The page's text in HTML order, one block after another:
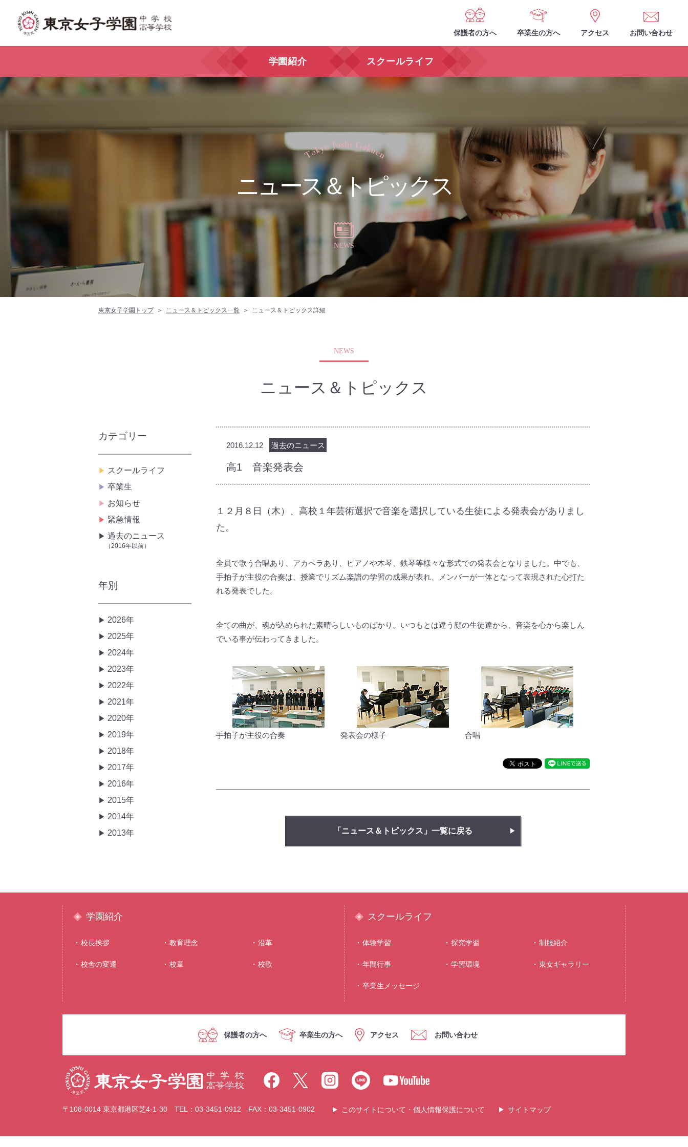
保護者の方へ 卒業生の方へ アクセス お問い合わせ
学園紹介 スクールライフ
ニュース＆トピックス
NEWS
東京女子学園トップ ニュース＆トピックス一覧 ニュース＆トピックス詳細
NEWS
ニュース＆トピックス
2016.12.12 過去のニュース
高1 音楽発表会
１２月８日（木）、高校１年芸術選択で音楽を選択している生徒による発表会がありまし
た。
全員で歌う合唱あり、アカペラあり、ピアノや木琴、鉄琴等様々な形式での発表会となりました。中でも、
手拍子が主役の合奏は、授業でリズム楽譜の学習の成果が表れ、メンバーが一体となって表現された心打た
れる発表でした。
全ての曲が、魂が込められた素晴らしいものばかり。いつもとは違う顔の生徒達から、音楽を心から楽しん
でいる事が伝わってきました。
手拍子が主役の合奏 発表会の様子 合唱
「ニュース＆トピックス」一覧に戻る
カテゴリー
スクールライフ
卒業生
お知らせ
緊急情報
過去のニュース
（2016年以前）
年別
2026年
2025年
2024年
2023年
2022年
2021年
2020年
2019年
2018年
2017年
2016年
2015年
2014年
2013年
学園紹介
校⻑挨拶 教育理念 沿⾰
校舎の変遷 校章 校歌
スクールライフ
体験学習 探究学習 制服紹介
年間⾏事 学習環境 東⼥ギャラリー
卒業生メッセージ
保護者の方へ 卒業生の方へ アクセス お問い合わせ
〒108-0014 東京都港区芝4-1-30 TEL：03-3451-0912 FAX：03-3451-0902 このサイトについて・個人情報保護について サイトマップ